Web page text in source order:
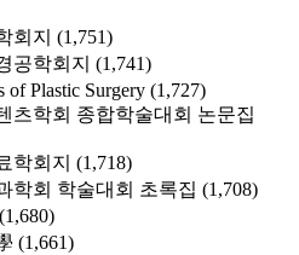
회지 (1,751)
공학회지 (1,741)
of Plastic Surgery (1,727)
츠학회 종합학술대회 논문집
학회지 (1,718)
학회 학술대회 초록집 (1,708)
(1,680)
(1,661)